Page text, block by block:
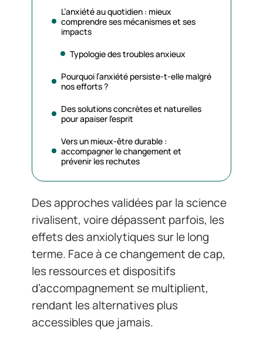
L’anxiété au quotidien : mieux
comprendre ses mécanismes et ses
impacts
Typologie des troubles anxieux
Pourquoi l’anxiété persiste-t-elle malgré
nos efforts ?
Des solutions concrètes et naturelles
pour apaiser l’esprit
Vers un mieux-être durable :
accompagner le changement et
prévenir les rechutes
Des approches validées par la science
rivalisent, voire dépassent parfois, les
effets des anxiolytiques sur le long
terme. Face à ce changement de cap,
les ressources et dispositifs
d’accompagnement se multiplient,
rendant les alternatives plus
accessibles que jamais.